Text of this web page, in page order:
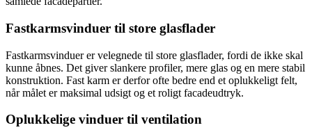
Fastkarmsvinduer til store glasflader
Fastkarmsvinduer er velegnede til store glasflader, fordi de ikke skal
kunne åbnes. Det giver slankere profiler, mere glas og en mere stabil
konstruktion. Fast karm er derfor ofte bedre end et oplukkeligt felt,
når målet er maksimal udsigt og et roligt facadeudtryk.
Oplukkelige vinduer til ventilation